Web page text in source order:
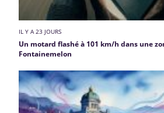
IL Y A 23 JOURS
Un motard flashé à 101 km/h dans une
Fontainemelon